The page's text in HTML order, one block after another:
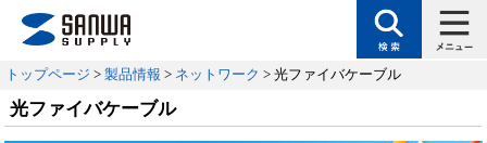
トップページ > 製品情報 > ネットワーク > 光ファイバケーブル
光ファイバケーブル